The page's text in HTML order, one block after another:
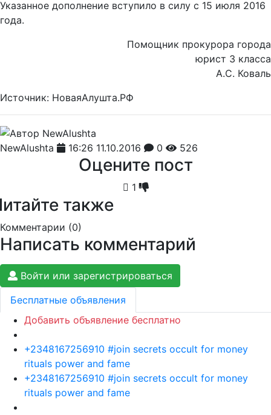
Указанное дополнение вступило в силу с 15 июля 2016
года.
Помощник прокурора города
юрист 3 класса
А.С. Коваль
Источник: НоваяАлушта.РФ
NewAlushta 16:26 11.10.2016 0 526
Оцените пост
1
также
Комментарии (0)
Написать комментарий
Войти или зарегистрироваться
Бесплатные объявления
Добавить объявление бесплатно
+2348167256910 #join secrets occult for money
rituals power and fame
+2348167256910 #join secrets occult for money
rituals power and fame